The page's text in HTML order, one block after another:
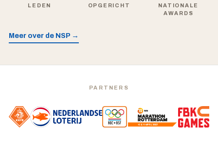
LEDEN OPGERICHT
NATIONALE
AWARDS
Meer over de NSP →
PARTNERS